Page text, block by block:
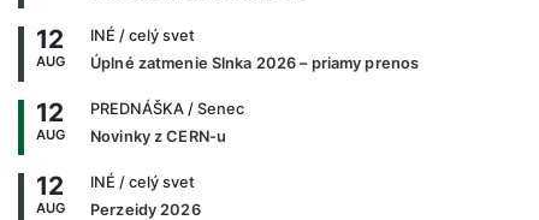
12
AUG
INÉ / celý svet
Úplné zatmenie Slnka 2026 – priamy prenos
12
AUG
PREDNÁŠKA / Senec
Novinky z CERN-u
12
AUG
INÉ / celý svet
Perzeidy 2026